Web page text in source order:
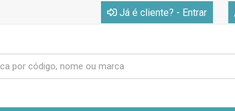
Já é cliente? - Entrar